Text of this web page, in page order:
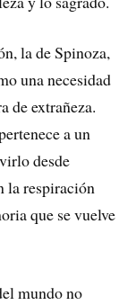
la de Spinoza,
una necesidad
de extrañeza.
a un
desde
la respiración
que se vuelve
mundo no